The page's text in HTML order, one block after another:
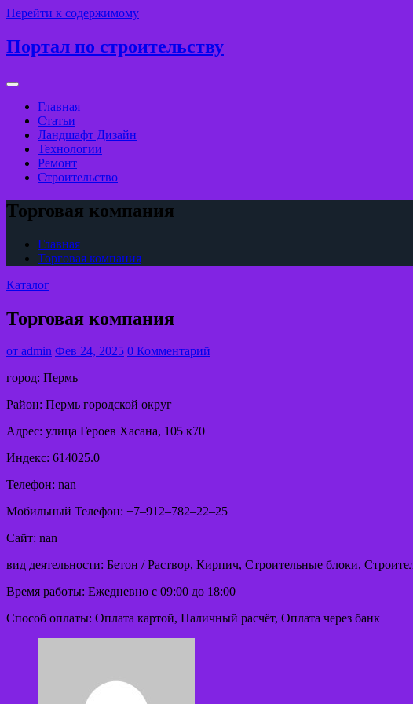
Перейти к содержимому
Портал по строительству
Главная
Статьи
Ландшафт Дизайн
Технологии
Ремонт
Строительство
Торговая компания
Главная
Торговая компания
Каталог
Торговая компания
от admin Фев 24, 2025 0 Комментарий
город: Пермь
Район: Пермь городской округ
Адрес: улица Героев Хасана, 105 к70
Индекс: 614025.0
Телефон: nan
Мобильный Телефон: +7‒912‒782‒22‒25
Сайт: nan
вид деятельности: Бетон / Раствор, Кирпич, Строительные блоки,
Время работы: Ежедневно с 09:00 до 18:00
Способ оплаты: Оплата картой, Наличный расчёт, Оплата через банк